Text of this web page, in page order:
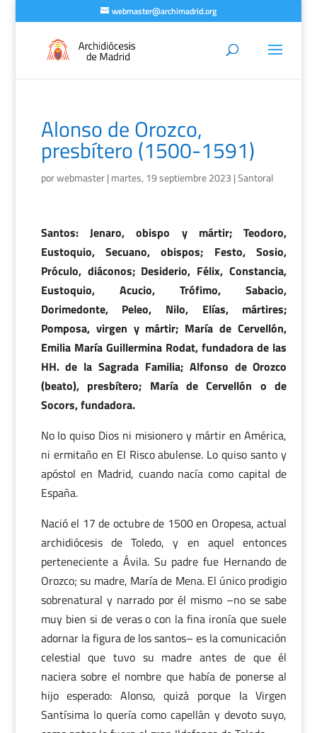
webmaster@archimadrid.org
Alonso de Orozco,
presbítero (1500-1591)
porwebmaster| martes, 19 septiembre 2023 |Santoral
Santos: Jenaro, obispo y mártir; Teodoro,
Eustoquio, Secuano, obispos; Festo, Sosio,
Próculo, diáconos; Desiderio, Félix, Constancia,
Eustoquio, Acucio, Trófimo, Sabacio,
Dorimedonte, Peleo, Nilo, Elías, mártires;
Pomposa, virgen y mártir; María de Cervellón,
Emilia María Guillermina Rodat, fundadora de las
HH. de la Sagrada Familia; Alfonso de Orozco
(beato), presbítero; María de Cervellón o de
Socors, fundadora.
No lo quiso Dios ni misionero y mártir en América,
ni ermitaño en El Risco abulense. Lo quiso santo y
apóstol en Madrid, cuando nacía como capital de
España.
Nació el 17 de octubre de 1500 en Oropesa, actual
archidiócesis de Toledo, y en aquel entonces
perteneciente a Ávila. Su padre fue Hernando de
Orozco; su madre, María de Mena. El único prodigio
sobrenatural y narrado por él mismo –no se sabe
muy bien si de veras o con la fina ironía que suele
adornar la figura de los santos– es la comunicación
celestial que tuvo su madre antes de que él
naciera sobre el nombre que había de ponerse al
hijo esperado: Alonso, quizá porque la Virgen
Santísima lo quería como capellán y devoto suyo,